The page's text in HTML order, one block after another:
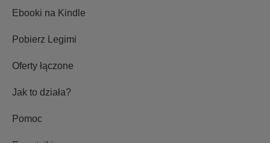
Ebooki na Kindle
Pobierz Legimi
Oferty łączone
Jak to działa?
Pomoc